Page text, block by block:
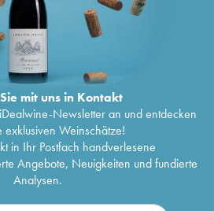
mit uns in Kontakt
Newsletter an und entdecken
exklusiven Weinschätze!
in Ihr Postfach handverlesene
Angebote, Neuigkeiten und fundierte
Analysen.